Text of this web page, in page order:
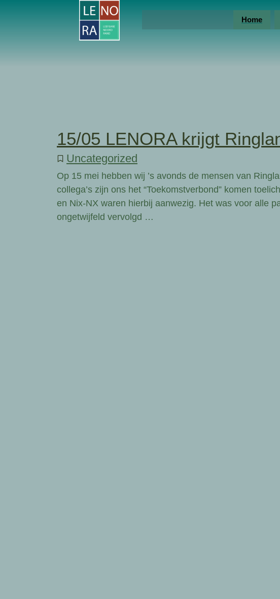
Home
15/05 LENORA krijgt
Uncategorized
Op 15 mei hebben wij ’s avonds de mensen van
collega’s zijn ons het “Toekomstverbond” komen
en Nix-NX waren hierbij aanwezig. Het was voor alle
ongetwijfeld vervolgd …